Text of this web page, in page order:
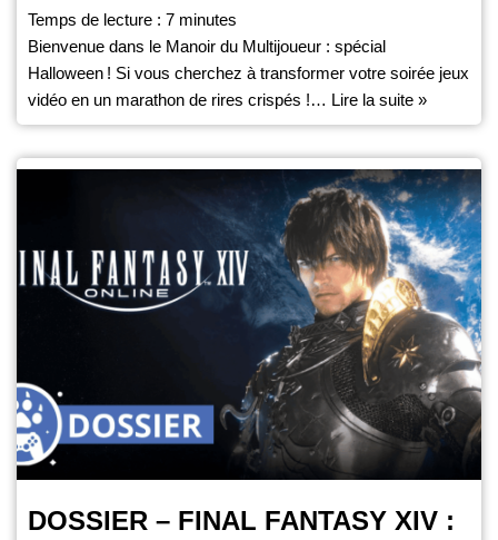
Temps de lecture : 7 minutes
Bienvenue dans le Manoir du Multijoueur : spécial
Halloween ! Si vous cherchez à transformer votre soirée jeux
vidéo en un marathon de rires crispés !… Lire la suite »
DOSSIER – FINAL FANTASY XIV :